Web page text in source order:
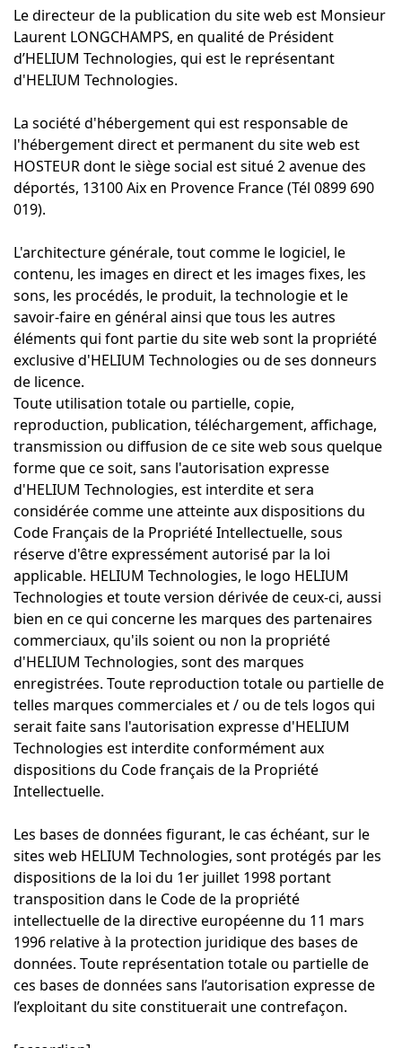
Le directeur de la publication du site web est Monsieur
Laurent LONGCHAMPS, en qualité de Président
d’HELIUM Technologies, qui est le représentant
d'HELIUM Technologies.
La société d'hébergement qui est responsable de
l'hébergement direct et permanent du site web est
HOSTEUR dont le siège social est situé 2 avenue des
déportés, 13100 Aix en Provence France (Tél 0899 690
019).
L'architecture générale, tout comme le logiciel, le
contenu, les images en direct et les images fixes, les
sons, les procédés, le produit, la technologie et le
savoir-faire en général ainsi que tous les autres
éléments qui font partie du site web sont la propriété
exclusive d'HELIUM Technologies ou de ses donneurs
de licence.
Toute utilisation totale ou partielle, copie,
reproduction, publication, téléchargement, affichage,
transmission ou diffusion de ce site web sous quelque
forme que ce soit, sans l'autorisation expresse
d'HELIUM Technologies, est interdite et sera
considérée comme une atteinte aux dispositions du
Code Français de la Propriété Intellectuelle, sous
réserve d'être expressément autorisé par la loi
applicable. HELIUM Technologies, le logo HELIUM
Technologies et toute version dérivée de ceux-ci, aussi
bien en ce qui concerne les marques des partenaires
commerciaux, qu'ils soient ou non la propriété
d'HELIUM Technologies, sont des marques
enregistrées. Toute reproduction totale ou partielle de
telles marques commerciales et / ou de tels logos qui
serait faite sans l'autorisation expresse d'HELIUM
Technologies est interdite conformément aux
dispositions du Code français de la Propriété
Intellectuelle.
Les bases de données figurant, le cas échéant, sur le
sites web HELIUM Technologies, sont protégés par les
dispositions de la loi du 1er juillet 1998 portant
transposition dans le Code de la propriété
intellectuelle de la directive européenne du 11 mars
1996 relative à la protection juridique des bases de
données. Toute représentation totale ou partielle de
ces bases de données sans l’autorisation expresse de
l’exploitant du site constituerait une contrefaçon.